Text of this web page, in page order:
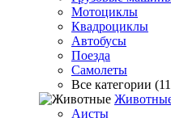
Мотоциклы
Квадроциклы
Автобусы
Поезда
Самолеты
Все категории
Аисты